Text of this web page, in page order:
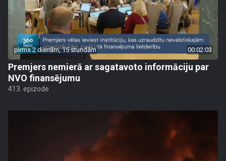
pirms 2 dienām, 15 stundām 00:02:03
Premjers nemierā ar sagatavoto informāciju par
NVO finansējumu
413. epizode